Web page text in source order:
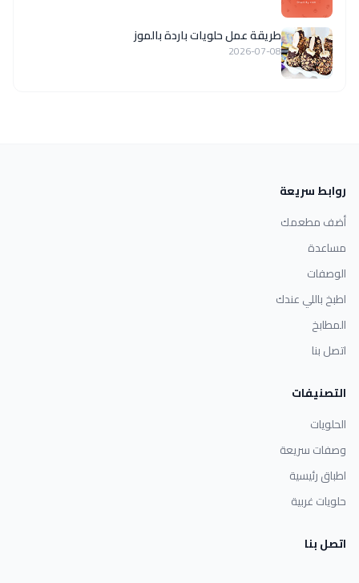
طريقة عمل حلويات باردة بالموز
2026-07-08
روابط سريعة
أضف مطعمك
مساعدة
الوصفات
اطبخ باللي عندك
المطابخ
اتصل بنا
التصنيفات
الحلويات
وصفات سريعة
اطباق رئيسية
حلويات غربية
اتصل بنا